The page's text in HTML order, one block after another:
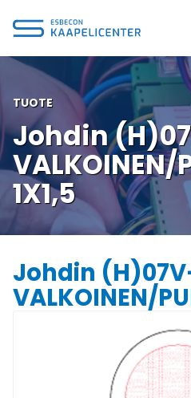
sisältöön
TUOTE
Johdin
VALKOINEN/
1X1,5
Johdin
VALKOINEN/